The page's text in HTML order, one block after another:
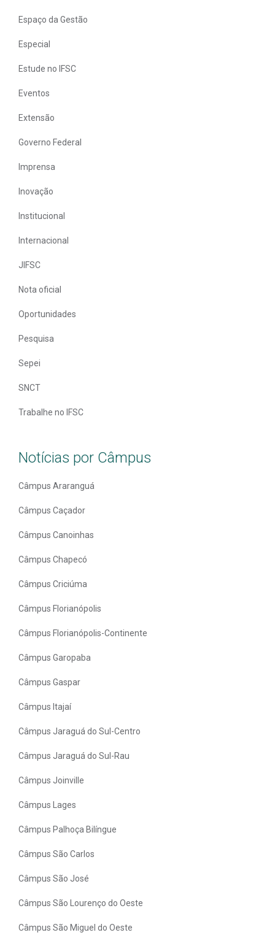
Espaço da Gestão
Especial
Estude no IFSC
Eventos
Extensão
Governo Federal
Imprensa
Inovação
Institucional
Internacional
JIFSC
Nota oficial
Oportunidades
Pesquisa
Sepei
SNCT
Trabalhe no IFSC
Notícias por Câmpus
Câmpus Araranguá
Câmpus Caçador
Câmpus Canoinhas
Câmpus Chapecó
Câmpus Criciúma
Câmpus Florianópolis
Câmpus Florianópolis-Continente
Câmpus Garopaba
Câmpus Gaspar
Câmpus Itajaí
Câmpus Jaraguá do Sul-Centro
Câmpus Jaraguá do Sul-Rau
Câmpus Joinville
Câmpus Lages
Câmpus Palhoça Bilíngue
Câmpus São Carlos
Câmpus São José
Câmpus São Lourenço do Oeste
Câmpus São Miguel do Oeste